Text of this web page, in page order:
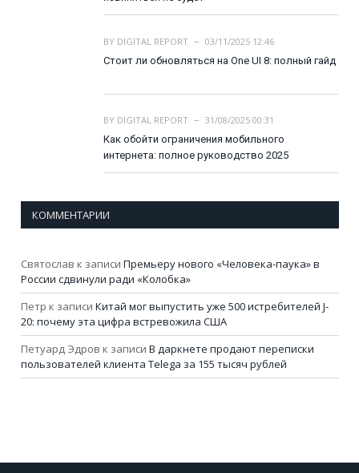
BY DIGITAL REPORT
03/11/2025 12:46
Стоит ли обновляться на One UI 8: полный гайд
BY DIGITAL REPORT
31/08/2025 00:31
Как обойти ограничения мобильного
интернета: полное руководство 2025
КОММЕНТАРИИ
Святослав к записи Премьеру нового «Человека-паука» в
России сдвинули ради «Колобка»
Петр к записи Китай мог выпустить уже 500 истребителей J-
20: почему эта цифра встревожила США
Петуард Эдров к записи В даркнете продают переписки
пользователей клиента Telega за 155 тысяч рублей